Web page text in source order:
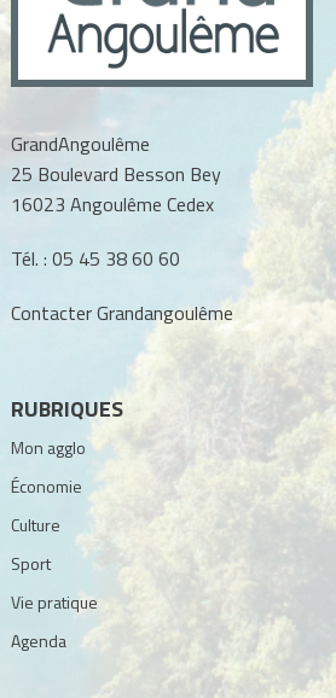
GrandAngoulême
25 Boulevard Besson Bey
16023 Angoulême Cedex
Tél. : 05 45 38 60 60
Contacter Grandangoulême
RUBRIQUES
Mon agglo
Économie
Culture
Sport
Vie pratique
Agenda